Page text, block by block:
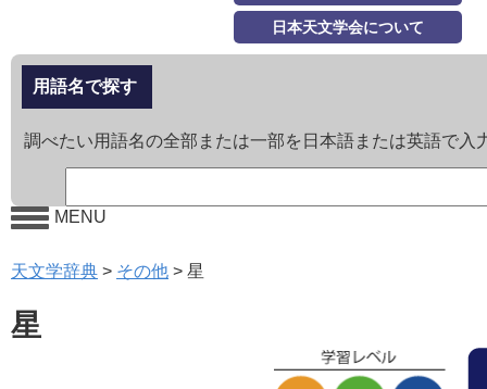
日本天文学会について
用語名で探す
調べたい用語名の全部または一部を日本語または英語で入
MENU
天文学辞典 > その他 > 星
星